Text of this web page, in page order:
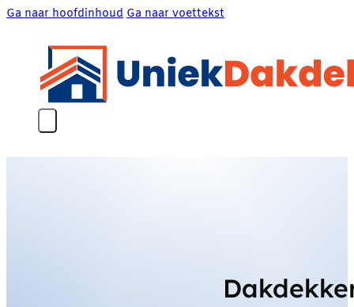
Ga naar hoofdinhoud Ga naar voettekst